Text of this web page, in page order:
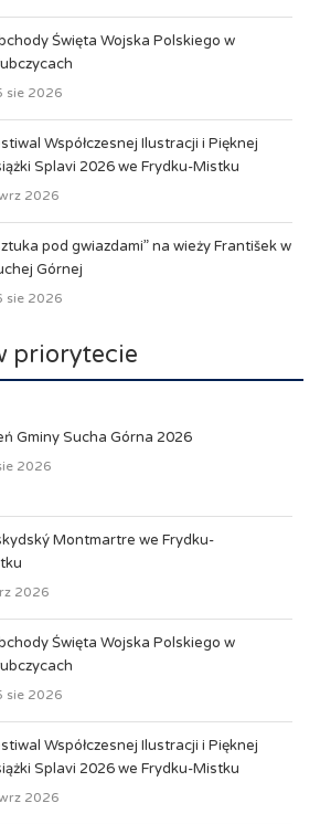
Święta Wojska Polskiego w
sie 2026
Współczesnej Ilustracji i Pięknej
Splavi 2026 we Frydku-Mistku
2026
pod gwiazdami” na wieży František w
Górnej
sie 2026
priorytecie
Gminy Sucha Górna 2026
2026
Montmartre we Frydku-
2026
Święta Wojska Polskiego w
sie 2026
Współczesnej Ilustracji i Pięknej
Splavi 2026 we Frydku-Mistku
2026